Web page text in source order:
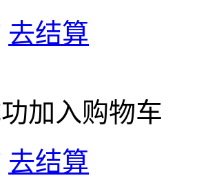
去结算
加入购物车
去结算